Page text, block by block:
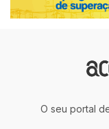
O seu portal